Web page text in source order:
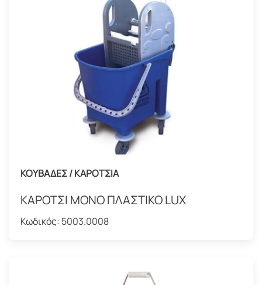
ΚΟΥΒΑΔΕΣ / ΚΑΡΟΤΣΙΑ
ΚΑΡΟΤΣΙ ΜΟΝΟ ΠΛΑΣΤΙΚΟ LUX
Κωδικός: 5003.0008